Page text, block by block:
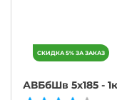
АВБбШв 5х185 -